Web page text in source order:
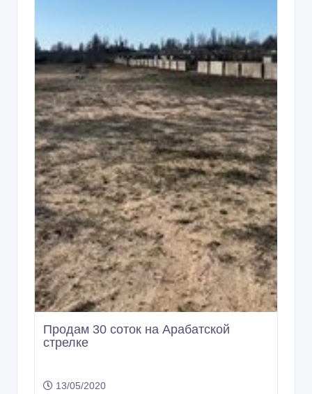
Продам 30 соток на Арабатской
стрелке
13/05/2020